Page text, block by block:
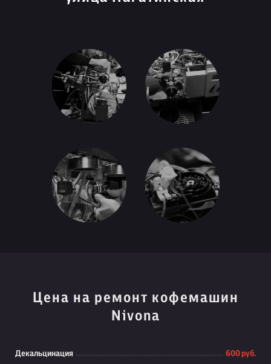
Цена на ремонт кофемашин
Nivona
Декальцинация 600 руб.